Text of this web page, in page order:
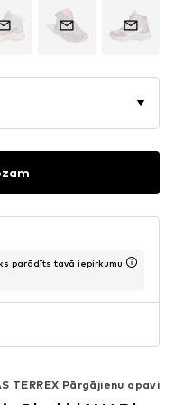
parādīts tavā iepirkumu
TERREX Pārgājienu apavi